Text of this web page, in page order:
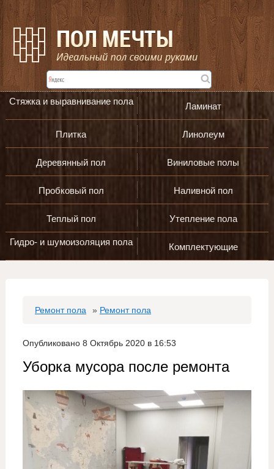
Стяжка и выравнивание пола Ламинат
Плитка Линолеум
Деревянный пол Виниловые полы
Пробковый пол Наливной пол
Теплый пол Утепление пола
Гидро- и шумоизоляция пола Комплектующие
Ремонт пола » Ремонт пола
Опубликовано 8 Октябрь 2020 в 16:53
Уборка мусора после ремонта